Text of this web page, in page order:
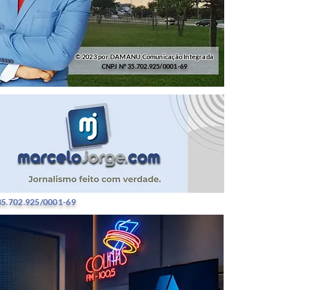
© 2023 por DAMANU Comunicação Integrada
CNPJ Nº 35.702.925/0001-69
Nº 35.702.925/0001-69
0001-69